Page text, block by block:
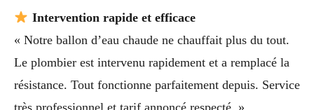
Intervention rapide et efficace
« Notre ballon d’eau chaude ne chauffait plus du tout.
Le plombier est intervenu rapidement et a remplacé la
résistance. Tout fonctionne parfaitement depuis. Service
très professionnel et tarif annoncé respecté. »